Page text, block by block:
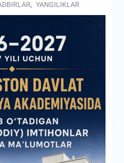
, YANGILIKLAR